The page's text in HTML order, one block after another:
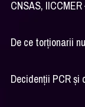
CNSAS,
De ce torționarii
Decidenții PCR și